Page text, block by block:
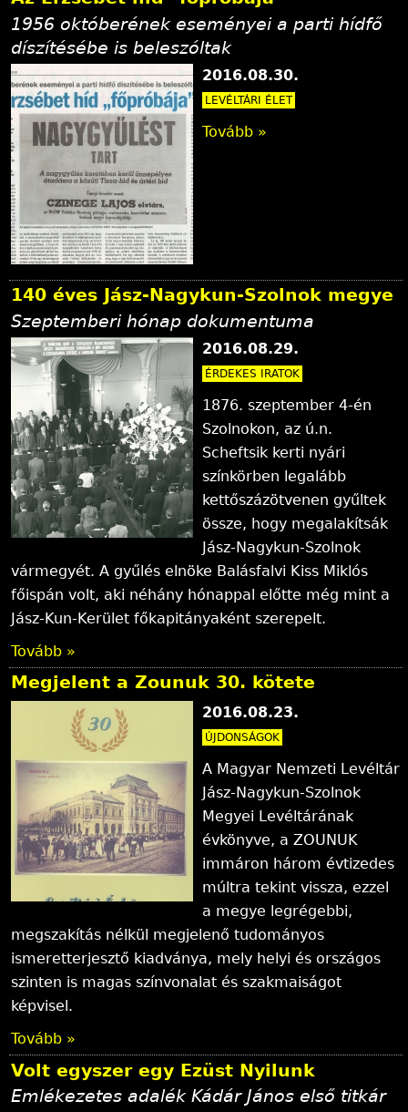
1956 októberének eseményei a parti hídfő
díszítésébe is beleszóltak
2016.08.30.
LEVÉLTÁRI ÉLET
Tovább »
140 éves Jász-Nagykun-Szolnok megye
Szeptemberi hónap dokumentuma
2016.08.29.
ÉRDEKES IRATOK
1876. szeptember 4-én
Szolnokon, az ú.n.
Scheftsik kerti nyári
színkörben legalább
kettőszázötvenen gyűltek
össze, hogy megalakítsák
Jász-Nagykun-Szolnok
vármegyét. A gyűlés elnöke Balásfalvi Kiss Miklós
főispán volt, aki néhány hónappal előtte még mint a
Jász-Kun-Kerület főkapitányaként szerepelt.
Tovább »
Megjelent a Zounuk 30. kötete
2016.08.23.
ÚJDONSÁGOK
A Magyar Nemzeti Levéltár
Jász-Nagykun-Szolnok
Megyei Levéltárának
évkönyve, a ZOUNUK
immáron három évtizedes
múltra tekint vissza, ezzel
a megye legrégebbi,
megszakítás nélkül megjelenő tudományos
ismeretterjesztő kiadványa, mely helyi és országos
szinten is magas színvonalat és szakmaiságot
képvisel.
Tovább »
Volt egyszer egy Ezüst Nyilunk
Emlékezetes adalék Kádár János első titkár